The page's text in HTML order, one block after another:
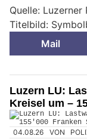
Quelle: Luzerner
Titelbild:
Mail
Luzern LU:
Kreisel um –
04.08.26 VON